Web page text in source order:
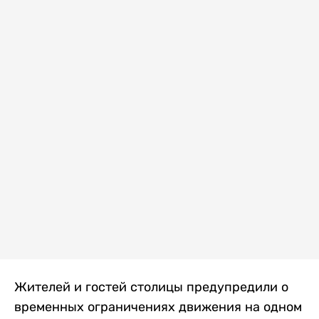
Жителей и гостей столицы предупредили о
временных ограничениях движения на одном